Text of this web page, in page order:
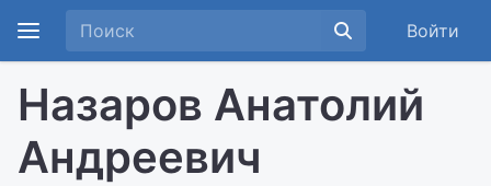
Войти
Назаров Анатолий
Андреевич